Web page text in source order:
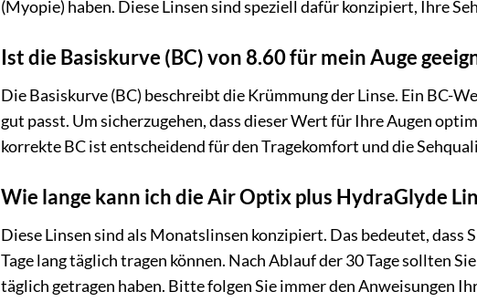
(Myopie) haben. Diese Linsen sind speziell dafür konzipiert, Ihre
Ist die Basiskurve (BC) von 8.60 für mein Auge
Die Basiskurve (BC) beschreibt die Krümmung der Linse. Ein BC-
gut passt. Um sicherzugehen, dass dieser Wert für Ihre Augen
korrekte BC ist entscheidend für den Tragekomfort und die
Wie lange kann ich die Air Optix plus HydraGlyde
Diese Linsen sind als Monatslinsen konzipiert. Das bedeutet, dass
Tage lang täglich tragen können. Nach Ablauf der 30 Tage sollten
täglich getragen haben. Bitte folgen Sie immer den Anweisungen